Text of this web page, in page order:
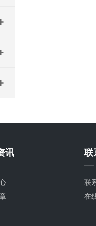
讯 联
联
在